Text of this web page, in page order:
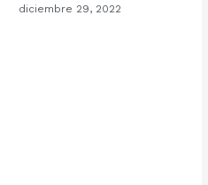
diciembre 29, 2022